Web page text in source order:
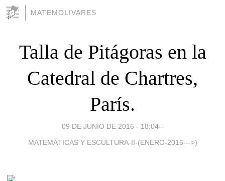
MATEMOLIVARES
Talla de Pitágoras en la
Catedral de Chartres,
París.
09 DE JUNIO DE 2016 - 18:04 -
MATEMÁTICAS Y ESCULTURA-II-(ENERO-2016--->)